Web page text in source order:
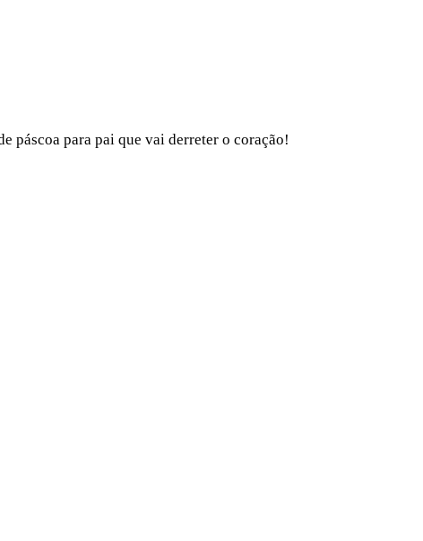
páscoa para pai que vai derreter o coração!